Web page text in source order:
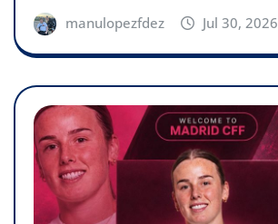
manulopezfdez Jul 30, 2026